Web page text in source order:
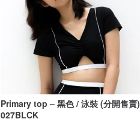
Primary top – 黑色 / 泳裝 (分開售賣)
027BLCK